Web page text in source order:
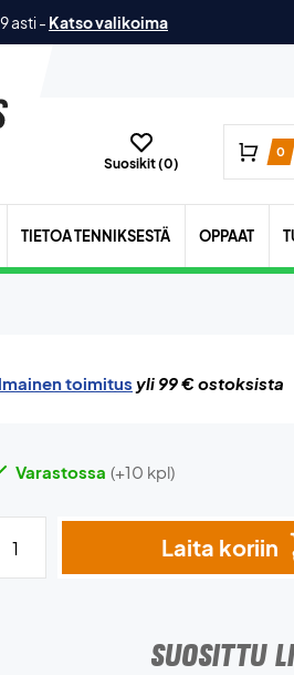
asti- Katso valikoima
Suosikit (0)
0
TIETOA TENNIKSESTÄ OPPAAT
toimitus yli 99 € ostoksista
Varastossa (+10 kpl)
Laita koriin
SUOSITTU